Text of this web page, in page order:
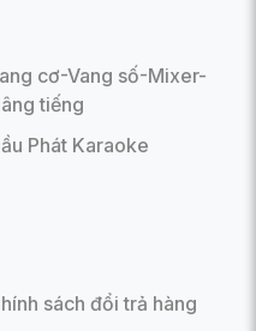
Full 6.5'' và 2 loa
mạnh mẽ
5.0 cho phép dò tìm kết
hơn
sạc xả cao hơn gấp
ký gửi hành lý của
100Wh)
tiện dụng cho phép nhận
cơ-Vang số-Mixer-
tiếng
Phát Karaoke
sách đổi trả hàng